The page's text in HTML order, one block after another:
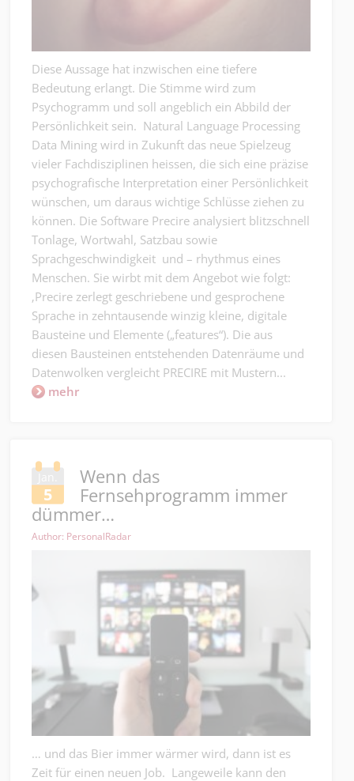
Diese Aussage hat inzwischen eine tiefere
Bedeutung erlangt. Die Stimme wird zum
Psychogramm und soll angeblich ein Abbild der
Persönlichkeit sein. Natural Language Processing
Data Mining wird in Zukunft das neue Spielzeug
vieler Fachdisziplinen heissen, die sich eine präzise
psychografische Interpretation einer Persönlichkeit
wünschen, um daraus wichtige Schlüsse ziehen zu
können. Die Software Precire analysiert blitzschnell
Tonlage, Wortwahl, Satzbau sowie
Sprachgeschwindigkeit und – rhythmus eines
Menschen. Sie wirbt mit dem Angebot wie folgt:
‚Precire zerlegt geschriebene und gesprochene
Sprache in zehntausende winzig kleine, digitale
Bausteine und Elemente („features“). Die aus
diesen Bausteinen entstehenden Datenräume und
Datenwolken vergleicht PRECIRE mit Mustern...
mehr
Jan.
5
Wenn das
Fernsehprogramm immer
dümmer…
Author: PersonalRadar
… und das Bier immer wärmer wird, dann ist es
Zeit für einen neuen Job. Langeweile kann den